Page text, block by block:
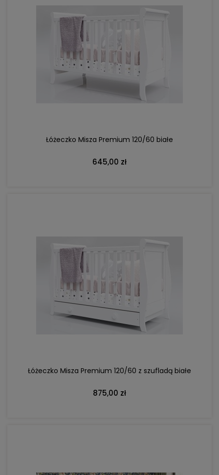
Łóżeczko Misza Premium 120/60 białe
645,00 zł
DO KOSZYKA
Łóżeczko Misza Premium 120/60 z szufladą białe
875,00 zł
DO KOSZYKA